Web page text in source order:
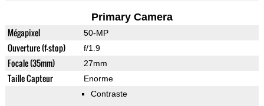
Primary Camera
Mégapixel 50-MP
Ouverture (f-stop) f/1.9
Focale (35mm) 27mm
Taille Capteur Enorme
Contraste